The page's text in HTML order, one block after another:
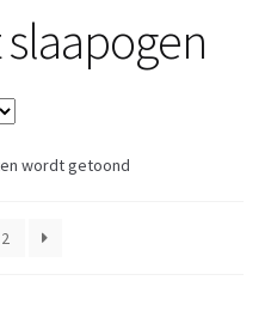
wordt getoond
2